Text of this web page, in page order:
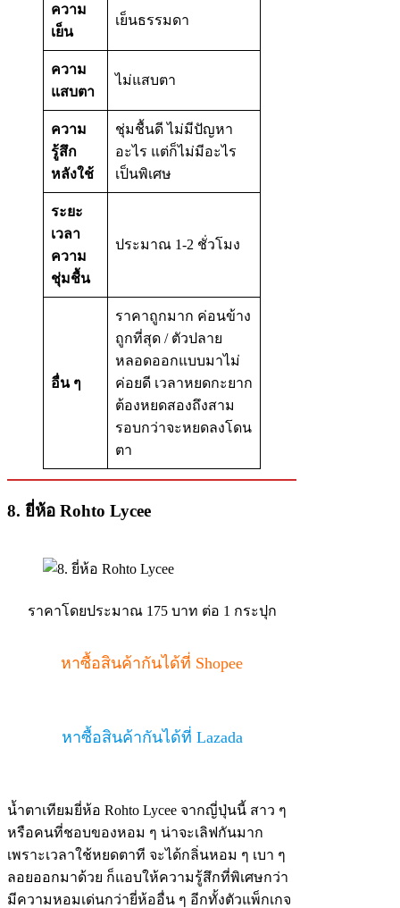
ความ
เย็น
เย็นธรรมดา
ความ
แสบตา
ไม่แสบตา
ความ
รู้สึก
หลังใช้
ชุ่มชื้นดี ไม่มีปัญหา
อะไร แต่ก็ไม่มีอะไร
เป็นพิเศษ
ระยะ
เวลา
ความ
ชุ่มชื้น
ประมาณ 1-2 ชั่วโมง
อื่น ๆ
ราคาถูกมาก ค่อนข้าง
ถูกที่สุด / ตัวปลาย
หลอดออกแบบมาไม่
ค่อยดี เวลาหยดกะยาก
ต้องหยดสองถึงสาม
รอบกว่าจะหยดลงโดน
ตา
8. ยี่ห้อ Rohto Lycee
ราคาโดยประมาณ 175 บาท ต่อ 1 กระปุก
หาซื้อสินค้ากันได้ที่ Shopee
หาซื้อสินค้ากันได้ที่ Lazada
น้ำตาเทียมยี่ห้อ Rohto Lycee จากญี่ปุ่นนี้ สาว ๆ
หรือคนที่ชอบของหอม ๆ น่าจะเลิฟกันมาก
เพราะเวลาใช้หยดตาที จะได้กลิ่นหอม ๆ เบา ๆ
ลอยออกมาด้วย ก็แอบให้ความรู้สึกที่พิเศษกว่า
มีความหอมเด่นกว่ายี่ห้ออื่น ๆ อีกทั้งตัวแพ็กเกจ